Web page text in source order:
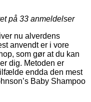
på 33 anmeldelser
nu alverdens
anvendt er i vore
som gør at du kan
dig. Metoden er
endda den mest
Baby Shampoo